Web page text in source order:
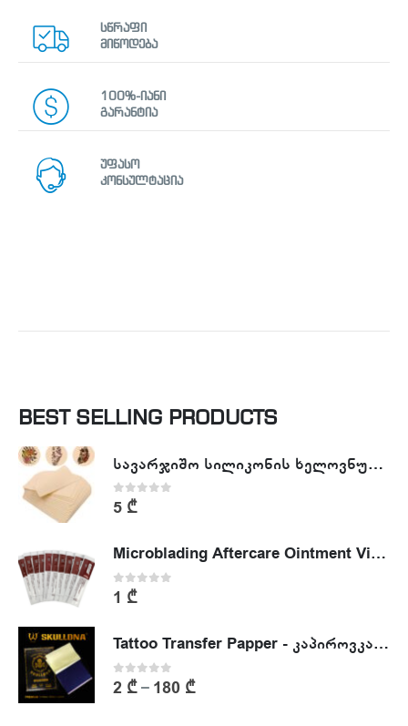
სწრაფი
მიწოდება
100%-იანი
გარანტია
უფასო
კონსულტაცია
BEST SELLING PRODUCTS
სავარჯიშო სილიკონის ხელოვნური კანი - Tattoo Practike skin
0out of 5
5 ₾
Microblading Aftercare Ointment Vitamin A&D
0 out of 5
1 ₾
Tattoo Transfer Papper - კაპიროვკა - ტატუს ესკიზის კოპირების ქაღალდი
0out of 5
2 ₾– 180 ₾